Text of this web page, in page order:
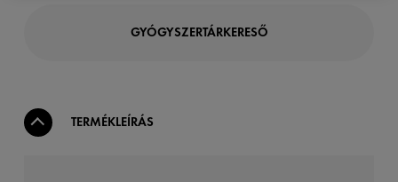
GYÓGYSZERTÁRKERESŐ
TERMÉKLEÍRÁS